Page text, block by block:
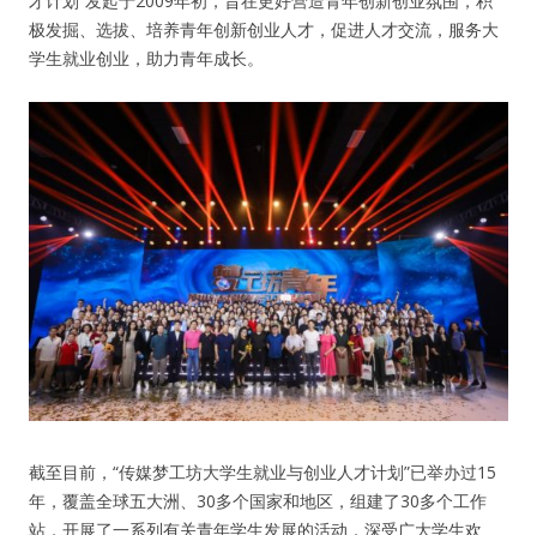
往届
出彩2016
变革2015
逐梦2014
辉煌2013
精彩2012
梦工坊圈
人脉圈
信息圈
极发掘、选拔、培养青年创新创业人才，促进人才交流，服务大
学生就业创业，助力青年成长。
截至目前，“传媒梦工坊大学生就业与创业人才计划”已举办过15
年，覆盖全球五大洲、30多个国家和地区，组建了30多个工作
站，开展了一系列有关青年学生发展的活动，深受广大学生欢